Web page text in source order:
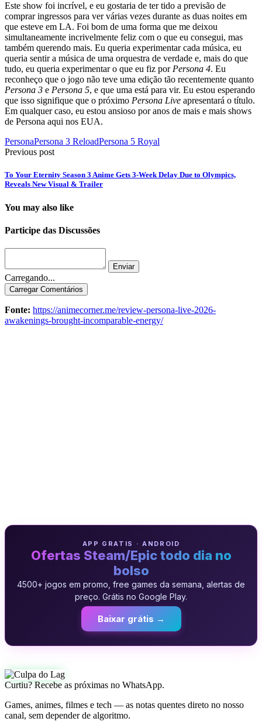
Este show foi incrível, e eu gostaria de ter tido a previsão de
comprar ingressos para ver várias vezes durante as duas noites em
que esteve em LA. Foi bom de uma forma que me deixou
simultaneamente incrivelmente feliz com o que eu consegui, mas
também querendo mais. Eu queria experimentar cada música, eu
queria sentir a música de uma orquestra de verdade e, mais do que
tudo, eu queria experimentar o que eu fiz por Persona 4. Eu
reconheço que o jogo não teve uma edição tão recentemente quanto
Persona 3 e Persona 5, e que uma está para vir. Eu estou esperando
que isso signifique que o próximo Persona Live apresentará o título.
Em qualquer caso, eu estou ansioso por anos de mais e mais shows
de Persona aqui nos EUA.
PersonaPersona 3 ReloadPersona 5 Royal
Previous post
To Your Eternity Season 3 Anime Gets 3-Week Delay Due to Olympics,
Reveals New Visual & Trailer
You may also like
Participe das Discussões
Enviar
Carregando...
Carregar Comentários
Fonte: https://animecorner.me/review-persona-live-2026-
awakenings-brought-incomparable-energy/
APP GRATIS · ANDROID
Ofertas Steam/Epic todo dia no
bolso
4500+ jogos em promo, free games da semana, alertas de
preço. Grátis no Google Play.
Baixar grátis →
Curtiu? Recebe as próximas no WhatsApp.
Games, animes, filmes e tech — as notas quentes direto no nosso
canal, sem depender de algoritmo.